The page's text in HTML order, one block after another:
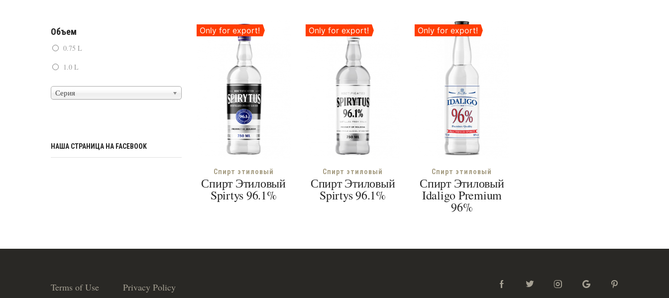
Only for export!
Спирт этиловый
Спирт Этиловый
Spirtys 96.1%
Only for export!
Спирт этиловый
Спирт Этиловый
Spirtys 96.1%
Only for export!
Спирт этиловый
Спирт Этиловый
Idaligo Premium
96%
Объем
0.75 L
1.0 L
Серия
НАША СТРАНИЦА НА FACEBOOK
Terms of Use Privacy Policy